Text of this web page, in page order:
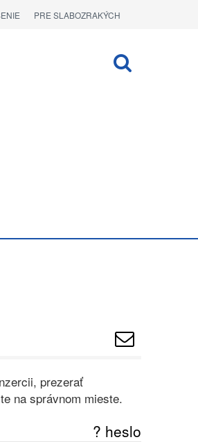
PRE SLABOZRAKÝCH
prezerať
na správnom mieste.
? heslo